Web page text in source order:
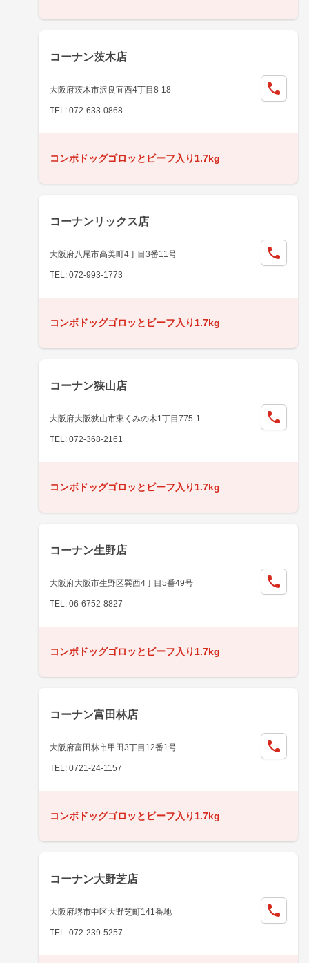
コーナン茨木店
大阪府茨木市沢良宜西4丁目8-18
TEL: 072-633-0868
コンボドッグゴロッとビーフ入り1.7kg
コーナンリックス店
大阪府八尾市高美町4丁目3番11号
TEL: 072-993-1773
コンボドッグゴロッとビーフ入り1.7kg
コーナン狭山店
大阪府大阪狭山市東くみの木1丁目775-1
TEL: 072-368-2161
コンボドッグゴロッとビーフ入り1.7kg
コーナン生野店
大阪府大阪市生野区巽西4丁目5番49号
TEL: 06-6752-8827
コンボドッグゴロッとビーフ入り1.7kg
コーナン富田林店
大阪府富田林市甲田3丁目12番1号
TEL: 0721-24-1157
コンボドッグゴロッとビーフ入り1.7kg
コーナン大野芝店
大阪府堺市中区大野芝町141番地
TEL: 072-239-5257